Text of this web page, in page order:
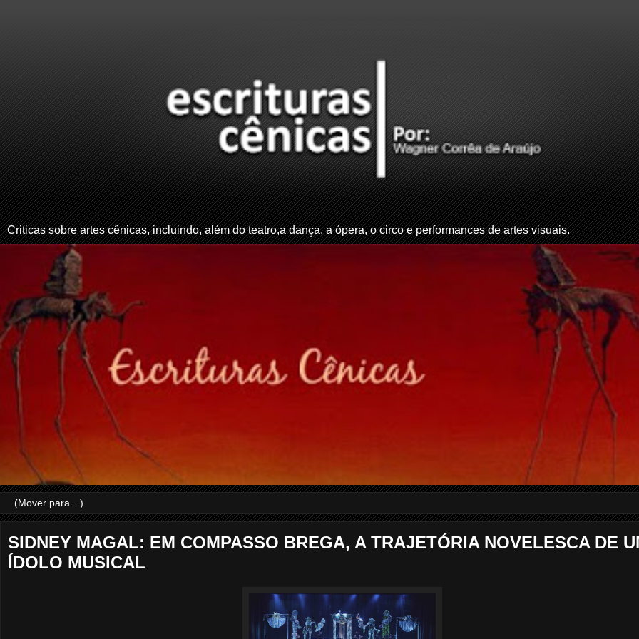
Criticas sobre artes cênicas, incluindo, além do teatro,a dança, a ópera, o circo e performances de artes visuais.
SIDNEY MAGAL: EM COMPASSO BREGA, A TRAJETÓRIA NOVELESCA DE
ÍDOLO MUSICAL